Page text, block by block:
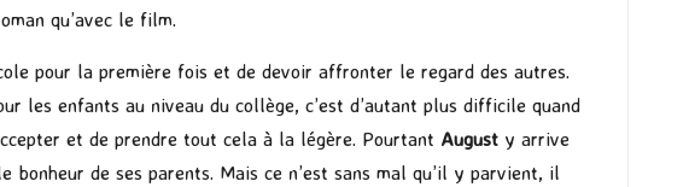
qu’avec le film.
pour la première fois et de devoir affronter le regard des autres.
les enfants au niveau du collège, c’est d’autant plus difficile quand
et de prendre tout cela à la légère. Pourtant August y arrive
de ses parents. Mais ce n’est sans mal qu’il y parvient, il